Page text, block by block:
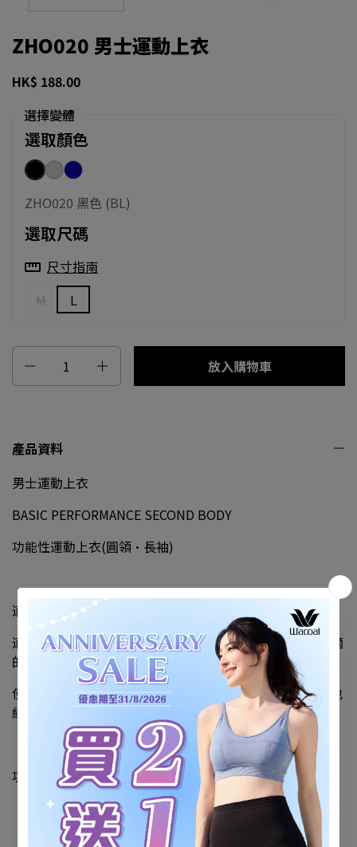
ZHO020 男士運動上衣
HK$ 188.00
選擇變體
選取顏色
ZHO020 黑色 (BL)
ZHO020 白色 (IV)
ZHO020 藍色 (KO)
ZHO020 黑色 (BL)
選取尺碼
尺寸指南
M
L
放入購物車
產品資料
男士運動上衣
BASIC PERFORMANCE SECOND BODY
功能性運動上衣(圓領・長袖)
適合慢跑、訓練等各種運動。
適度的穿著壓力抑制皮膚、脂肪和肌肉的晃動，減輕不舒適
的壓迫感，讓您更自由地活動。
使用具有優異彈性的材料，不妨礙身體的活動。縫製設計也
經過巧妙的考慮，追求舒適的活動性。
功能特點
根據身體部位的穿著壓力設計
吸汗快乾